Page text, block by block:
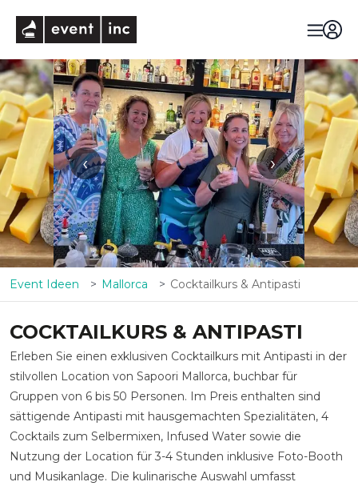
‹ ›
Event Ideen Mallorca Cocktailkurs & Antipasti
COCKTAILKURS & ANTIPASTI
Erleben Sie einen exklusiven Cocktailkurs mit Antipasti in der
stilvollen Location von Sapoori Mallorca, buchbar für
Gruppen von 6 bis 50 Personen. Im Preis enthalten sind
sättigende Antipasti mit hausgemachten Spezialitäten, 4
Cocktails zum Selbermixen, Infused Water sowie die
Nutzung der Location für 3-4 Stunden inklusive Foto-Booth
und Musikanlage. Die kulinarische Auswahl umfasst